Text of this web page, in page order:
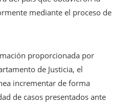
mediante el proceso de
proporcionada por
de Justicia, el
incrementar de forma
de casos presentados ante